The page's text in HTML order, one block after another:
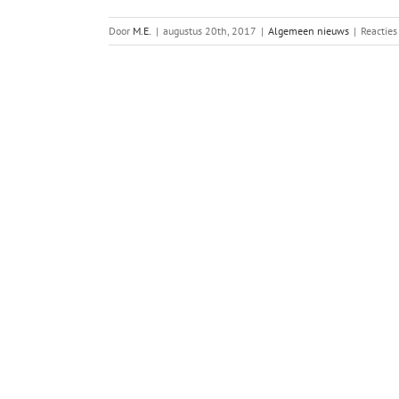
Door M.E. | augustus 20th, 2017 | Algemeen nieuws |